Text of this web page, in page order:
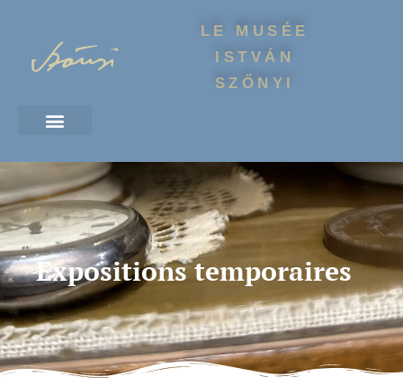
LE MUSÉE
ISTVÁN
SZŐNYI
Expositions temporaires